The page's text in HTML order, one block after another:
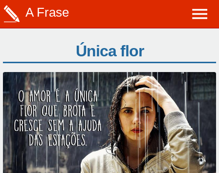
A Frase
Única flor